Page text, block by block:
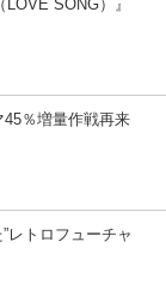
SONG）』
％増量作戦再来
レトロフューチャ